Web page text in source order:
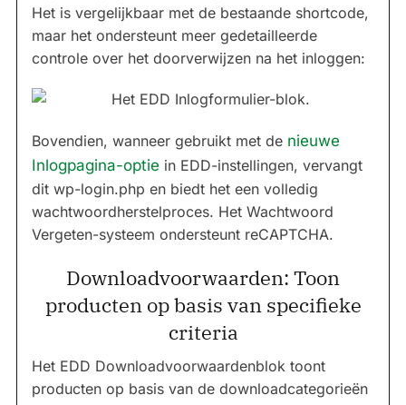
Het is vergelijkbaar met de bestaande shortcode,
maar het ondersteunt meer gedetailleerde
controle over het doorverwijzen na het inloggen:
Bovendien, wanneer gebruikt met de nieuwe
Inlogpagina-optie in EDD-instellingen, vervangt
dit wp-login.php en biedt het een volledig
wachtwoordherstelproces. Het Wachtwoord
Vergeten-systeem ondersteunt reCAPTCHA.
Downloadvoorwaarden: Toon
producten op basis van specifieke
criteria
Het EDD Downloadvoorwaardenblok toont
producten op basis van de downloadcategorieën